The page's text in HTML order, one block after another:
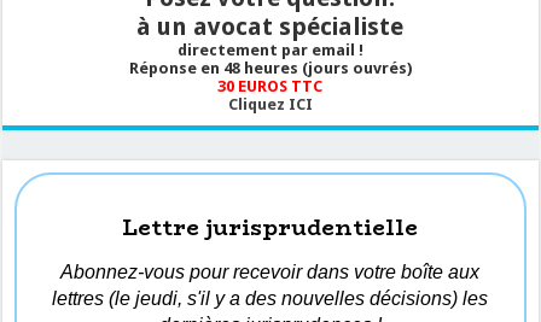
à un avocat spécialiste
directement par email !
Réponse en 48 heures (jours ouvrés)
30 EUROS TTC
Cliquez ICI
Lettre jurisprudentielle
Abonnez-vous pour recevoir dans votre boîte aux
lettres (le jeudi, s'il y a des nouvelles décisions) les